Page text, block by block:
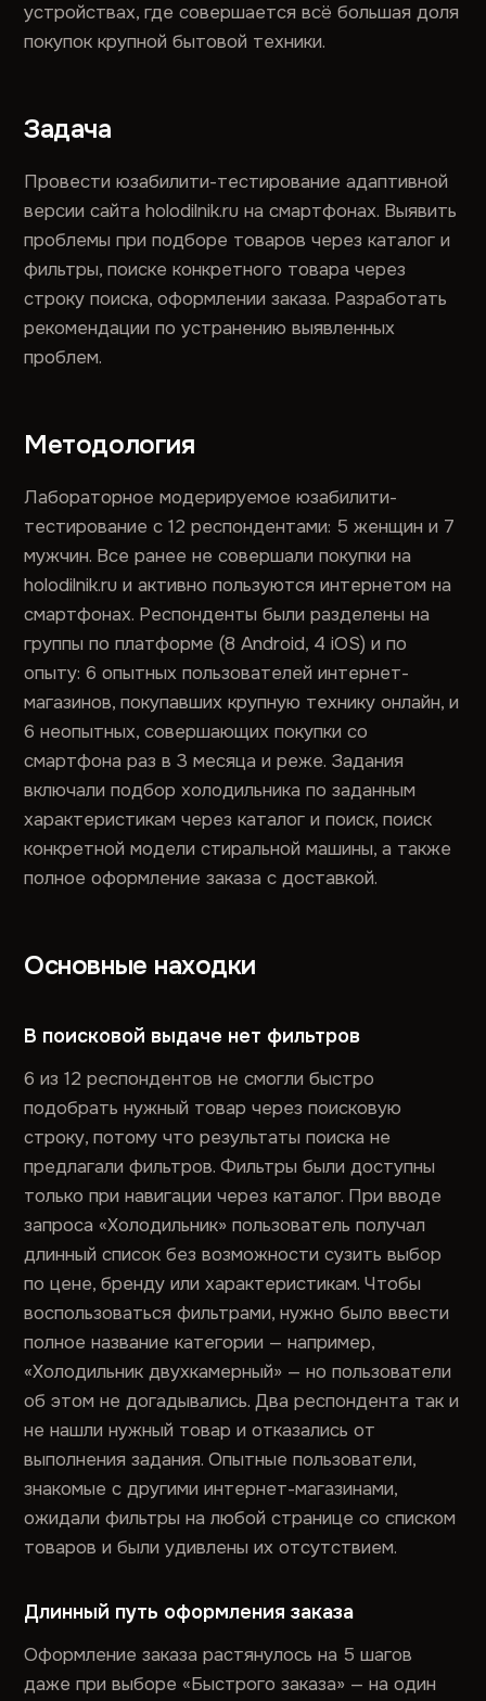
устройствах, где совершается всё большая доля
покупок крупной бытовой техники.
Задача
Провести юзабилити-тестирование адаптивной
версии сайта holodilnik.ru на смартфонах. Выявить
проблемы при подборе товаров через каталог и
фильтры, поиске конкретного товара через
строку поиска, оформлении заказа. Разработать
рекомендации по устранению выявленных
проблем.
Методология
Лабораторное модерируемое юзабилити-
тестирование с 12 респондентами: 5 женщин и 7
мужчин. Все ранее не совершали покупки на
holodilnik.ru и активно пользуются интернетом на
смартфонах. Респонденты были разделены на
группы по платформе (8 Android, 4 iOS) и по
опыту: 6 опытных пользователей интернет-
магазинов, покупавших крупную технику онлайн, и
6 неопытных, совершающих покупки со
смартфона раз в 3 месяца и реже. Задания
включали подбор холодильника по заданным
характеристикам через каталог и поиск, поиск
конкретной модели стиральной машины, а также
полное оформление заказа с доставкой.
Основные находки
В поисковой выдаче нет фильтров
6 из 12 респондентов не смогли быстро
подобрать нужный товар через поисковую
строку, потому что результаты поиска не
предлагали фильтров. Фильтры были доступны
только при навигации через каталог. При вводе
запроса «Холодильник» пользователь получал
длинный список без возможности сузить выбор
по цене, бренду или характеристикам. Чтобы
воспользоваться фильтрами, нужно было ввести
полное название категории — например,
«Холодильник двухкамерный» — но пользователи
об этом не догадывались. Два респондента так и
не нашли нужный товар и отказались от
выполнения задания. Опытные пользователи,
знакомые с другими интернет-магазинами,
ожидали фильтры на любой странице со списком
товаров и были удивлены их отсутствием.
Длинный путь оформления заказа
Оформление заказа растянулось на 5 шагов
даже при выборе «Быстрого заказа» — на один